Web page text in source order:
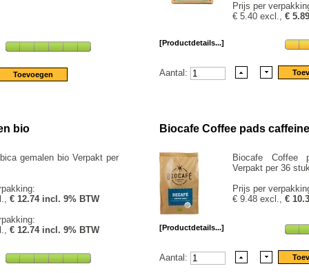
Prijs per
€ 5.40 excl., €
[Productdetails...]
Aantal:
bio
gemalen bio Verpakt per
€ 12.74 incl. 9% BTW
€ 12.74 incl. 9% BTW
Biocafe Coffee pads
Biocafe Coffee
Verpakt per 36
Prijs per
€ 9.48 excl., €
[Productdetails...]
Aantal: